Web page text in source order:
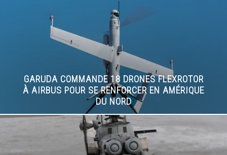
GARUDA COMMANDE 18 DRONES FLEXROTOR
À AIRBUS POUR SE RENFORCER EN AMÉRIQUE
DU NORD